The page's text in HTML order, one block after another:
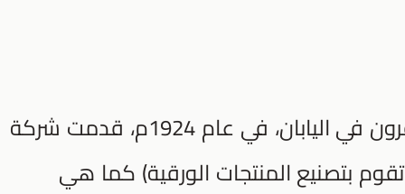
تمّ استخدام المناديل الورقية لعدة قرون في اليابان، في عام 1924م، قدمت شركة
بتصنيع المنتجات الورقية) كما هي